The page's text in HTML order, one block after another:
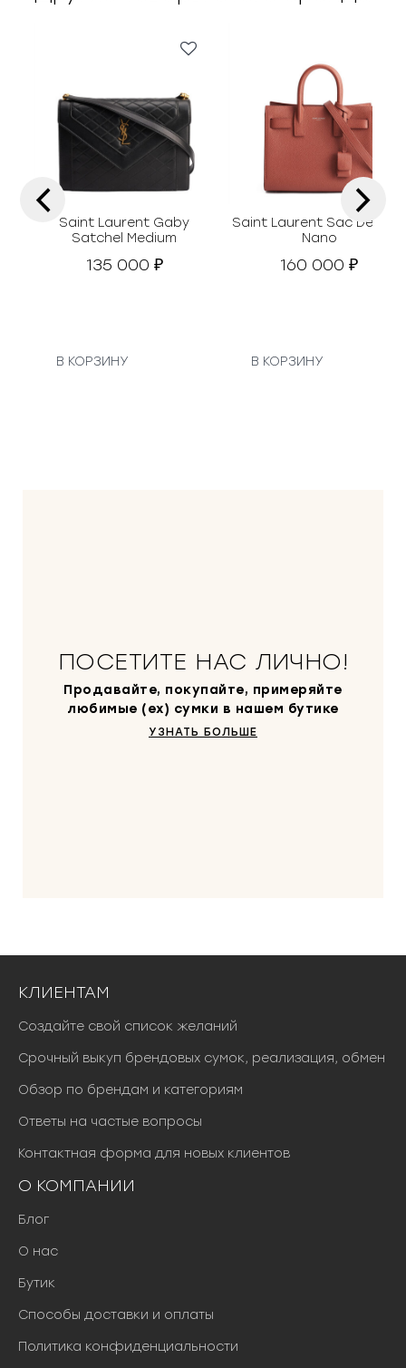
Saint Laurent Gaby
Satchel Medium
135 000 ₽
В КОРЗИНУ
Saint Laurent Sac De Jour
Nano
160 000₽
В КОРЗИНУ
‹ ›
ПОСЕТИТЕ НАС ЛИЧНО!
Продавайте, покупайте, примеряйте
любимые (ex) сумки в нашем бутике
УЗНАТЬ БОЛЬШЕ
КЛИЕНТАМ
Создайте свой список желаний
Срочный выкуп брендовых сумок, реализация, обмен
Обзор по брендам и категориям
Ответы на частые вопросы
Контактная форма для новых клиентов
О КОМПАНИИ
Блог
О нас
Бутик
Способы доставки и оплаты
Политика конфиденциальности